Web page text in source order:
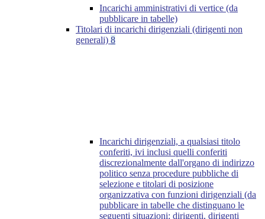
Incarichi amministrativi di vertice (da
pubblicare in tabelle)
Titolari di incarichi dirigenziali (dirigenti non
generali) 8
Incarichi dirigenziali, a qualsiasi titolo
conferiti, ivi inclusi quelli conferiti
discrezionalmente dall'organo di indirizzo
politico senza procedure pubbliche di
selezione e titolari di posizione
organizzativa con funzioni dirigenziali (da
pubblicare in tabelle che distinguano le
seguenti situazioni: dirigenti, dirigenti